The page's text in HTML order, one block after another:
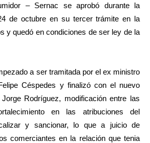
– Sernac se aprobó durante la
de octubre en su tercer trámite en la
y quedó en condiciones de ser ley de la
a ser tramitada por el ex ministro
Céspedes y finalizó con el nuevo
Rodríguez, modificación entre las
en las atribuciones del
y sancionar, lo que a juicio de
comerciantes en la relación que tenia